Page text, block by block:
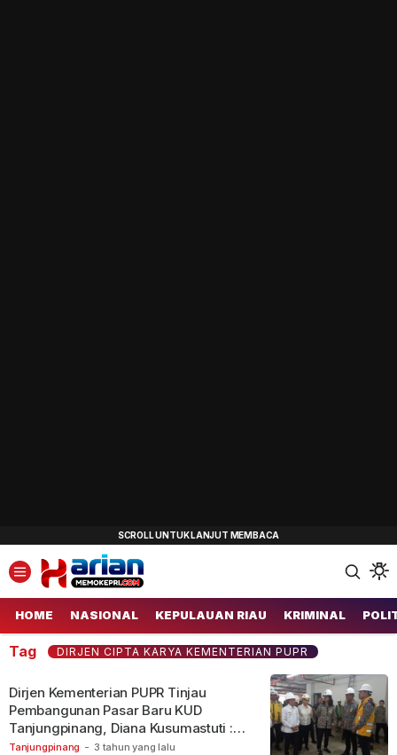
Harianmemokepri.com
Informasi Berita Terkini dan Terbaru Hari Ini
HOME NASIONAL KEPULAUAN RIAU KRIMINAL
Tag DIRJEN CIPTA KARYA KEMENTERIAN PUPR
Tanjungpinang - 3 tahun yang lalu
Dirjen Kementerian PUPR Tinjau
Pembangunan Pasar Baru KUD
Tanjungpinang, Diana Kusumastuti :
Sudah 86 Persen